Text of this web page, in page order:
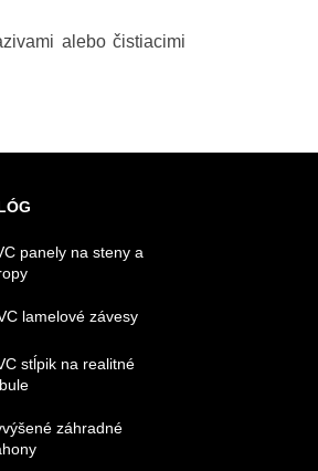
alebo čistiacimi
panely na steny a
lamelové závesy
stĺpik na realitné
záhradné